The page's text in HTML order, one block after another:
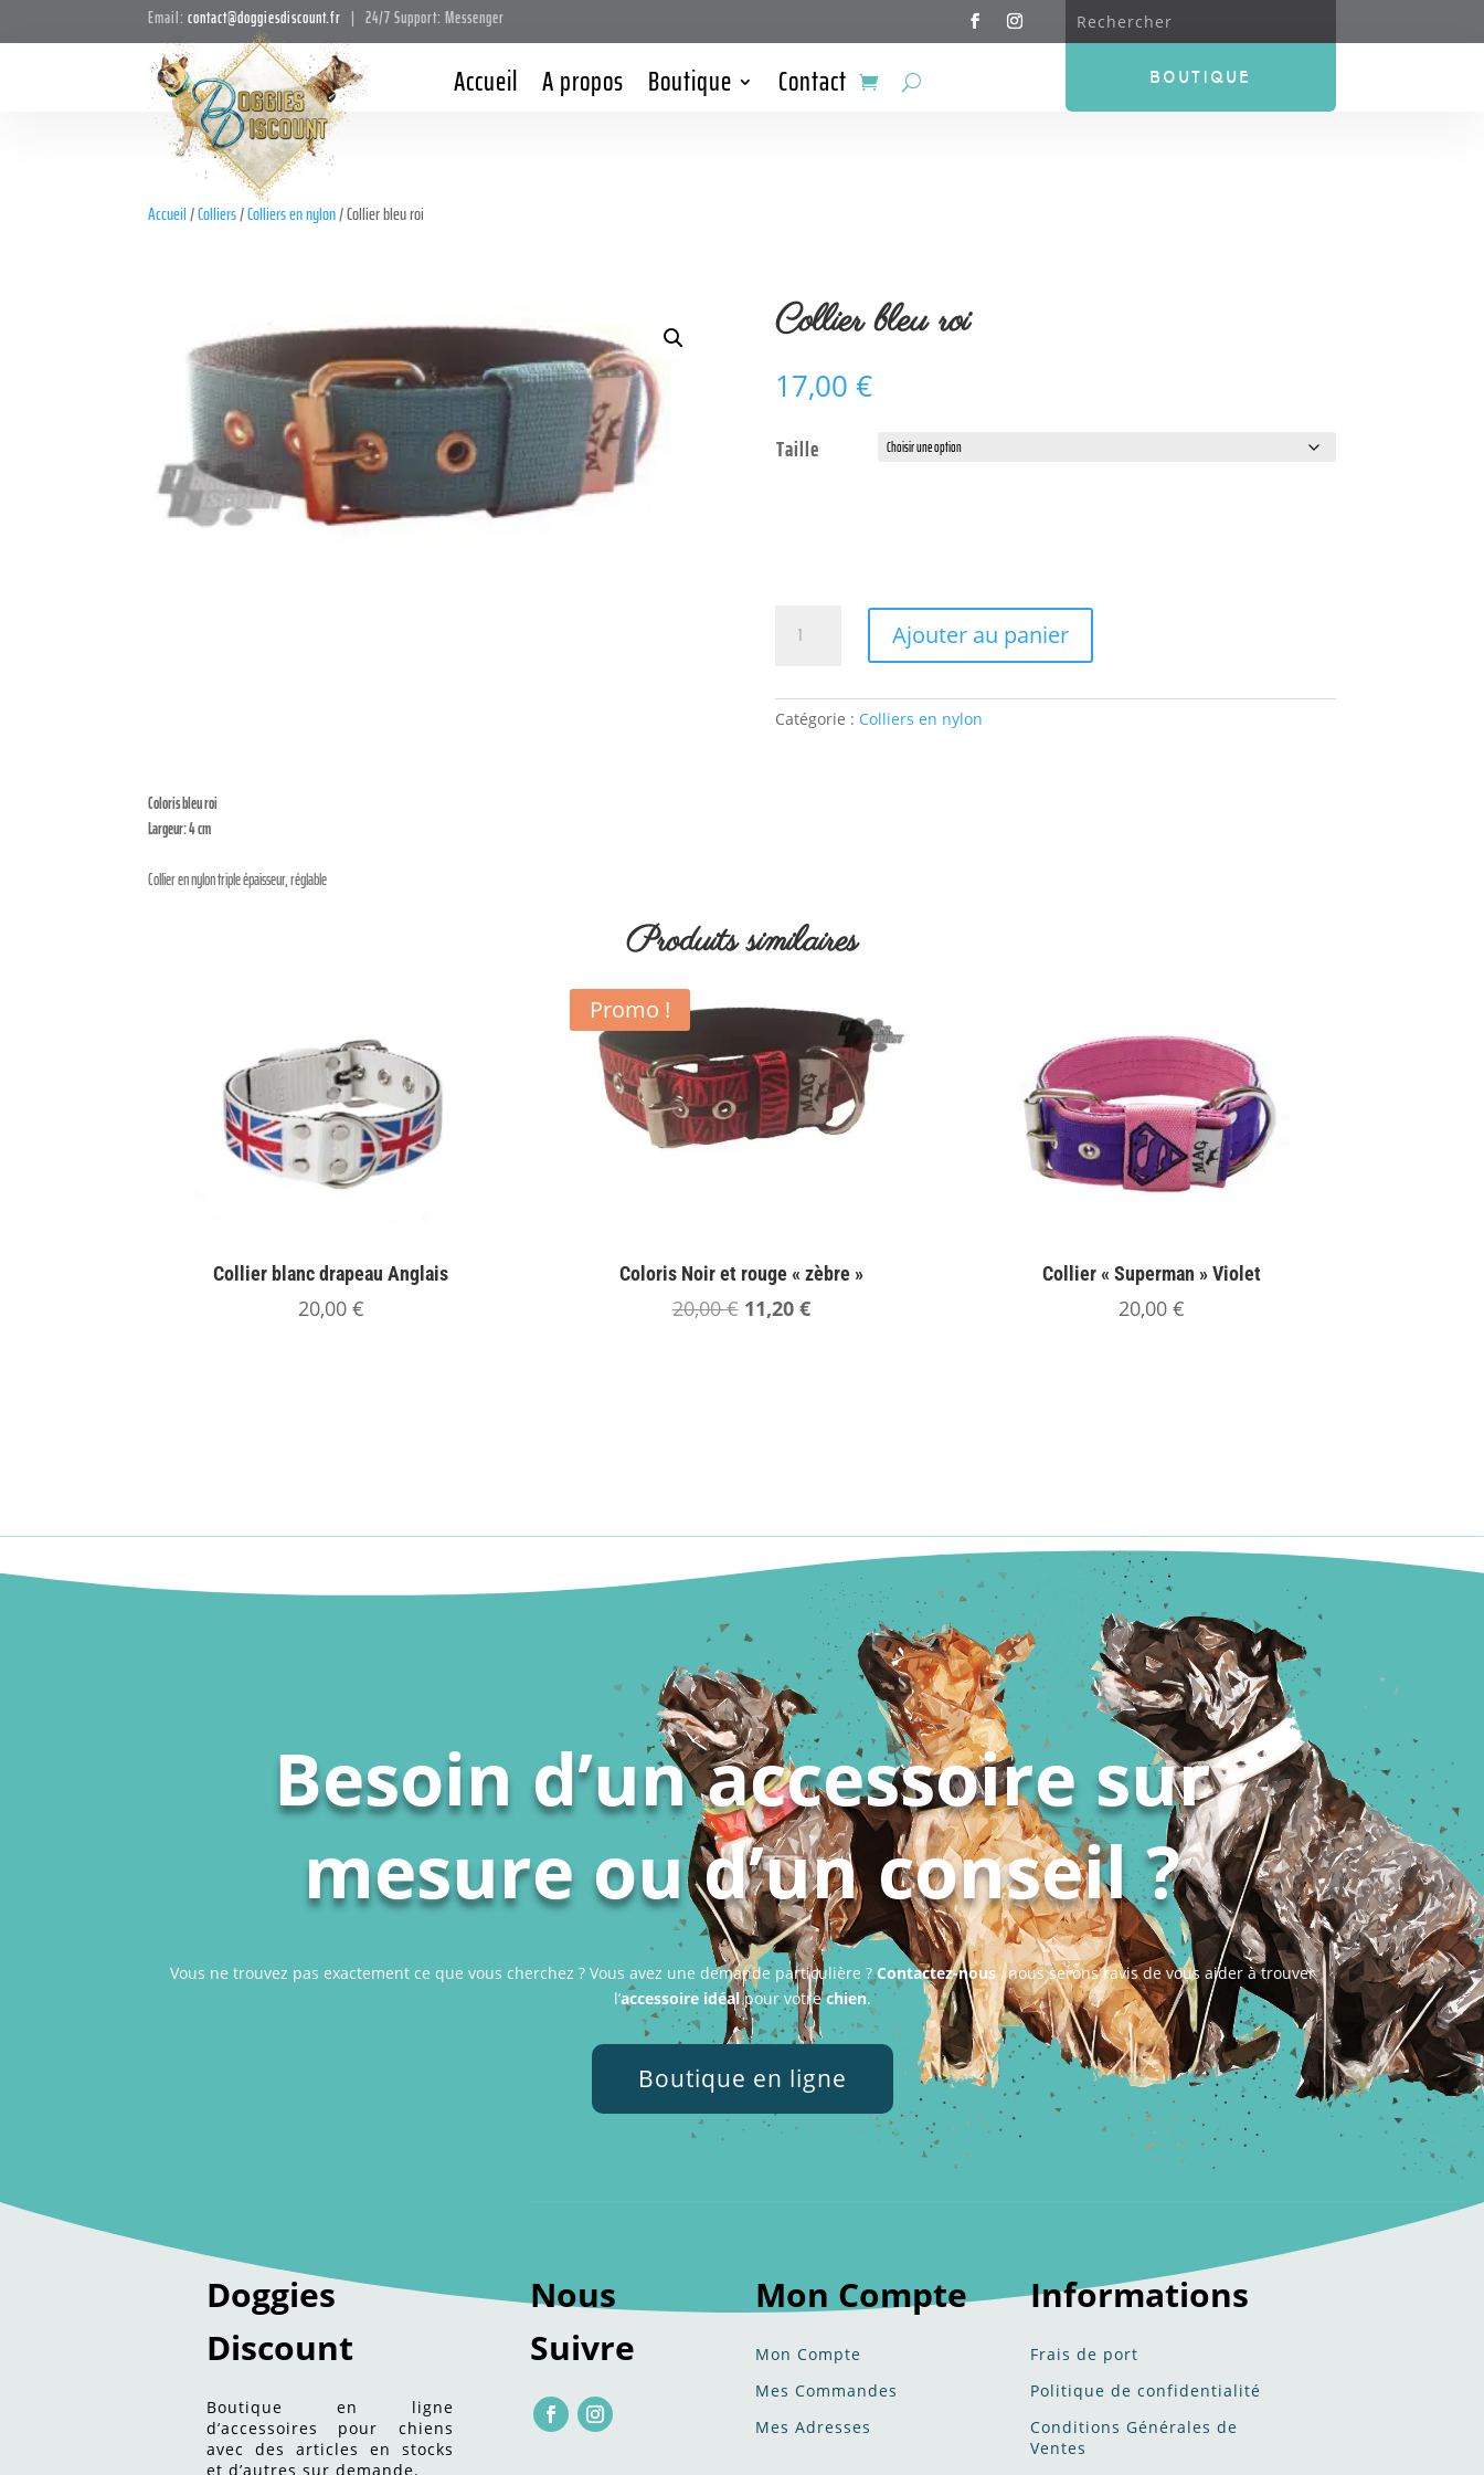
Email:contact@doggiesdiscount.fr | 24/7 Support: Messenger
Accueil A propos Boutique Contact BOUTIQUE
Accueil/Colliers/Colliers en nylon/ Collier bleu roi
Collier bleu roi
17,00 €
Taille
bleu
roi
Ajouter au panier
Catégorie : Colliers en nylon
Coloris bleu roi
Largeur: 4 cm
Collier en nylon triple épaisseur, réglable
Produits similaires
Collier blanc drapeau Anglais
20,00 €
Promo !
Coloris Noir et rouge « zèbre »
20,00€ Le
11,20 €Le
Collier « Superman » Violet
20,00 €
Besoin d’un accessoire sur
mesure ou d’un conseil ?
Vous ne trouvez pas exactement ce que vous cherchez ? Vous avez une demande particulière ?Contactez-nous, nous serons ravis de vous aider à trouver
l’accessoire idéalpour votrechien.
Boutique en ligne
Doggies
Discount
Boutique en ligne
d’accessoires pour chiens
avec des articles en stocks
et d’autres sur demande.
Nous
Suivre
Mon Compte
Mon Compte
Mes Commandes
Mes Adresses
Informations
Frais de port
Politique de confidentialité​​
Conditions Générales de
Ventes